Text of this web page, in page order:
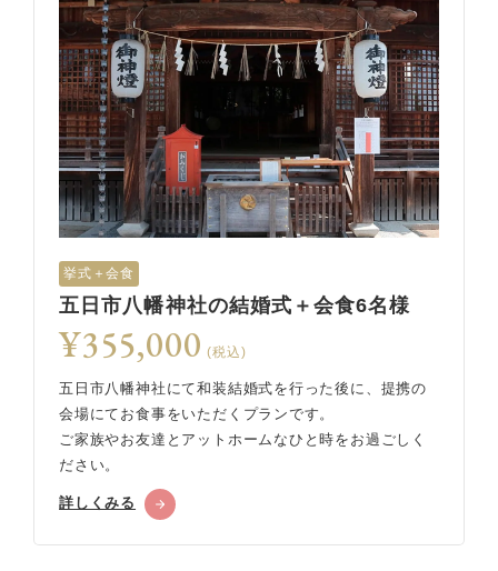
挙式＋会食
五日市八幡神社の結婚式＋会食6名様
¥355,000 (税込)
五日市八幡神社にて和装結婚式を行った後に、提携の
会場にてお食事をいただくプランです。
ご家族やお友達とアットホームなひと時をお過ごしく
ださい。
詳しくみる